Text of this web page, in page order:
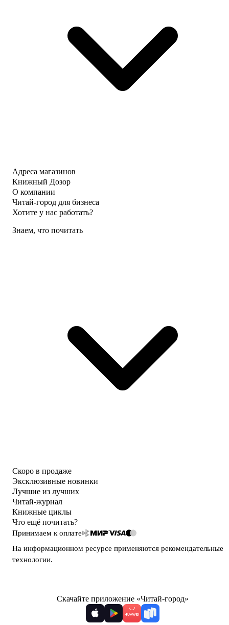
Адреса магазинов
Книжный Дозор
О компании
Читай-город для бизнеса
Хотите у нас работать?
Знаем, что почитать
Скоро в продаже
Эксклюзивные новинки
Лучшие из лучших
Читай-журнал
Книжные циклы
Что ещё почитать?
Принимаем к оплате
На информационном ресурсе применяются рекомендательные
технологии.
Скачайте приложение «Читай-город»